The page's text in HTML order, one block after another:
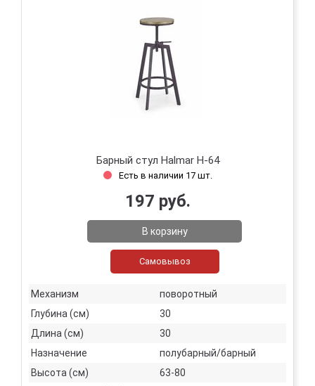
Барный стул Halmar H-64
Есть в наличии 17 шт.
197 руб.
В корзину
Самовывоз
Механизм
поворотный
Глубина (см)
30
Длина (см)
30
Назначение
полубарный/барный
Высота (см)
63-80